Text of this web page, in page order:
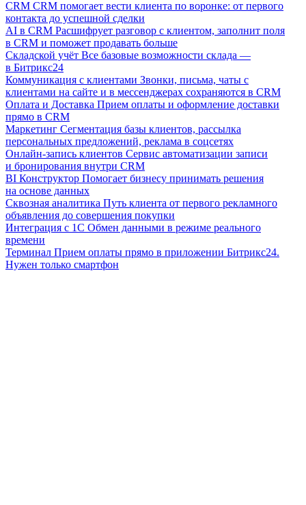
CRM CRM помогает вести клиента по воронке: от первого
контакта до успешной сделки
AI в CRM Расшифрует разговор с клиентом, заполнит поля
в CRM и поможет продавать больше
Складской учёт Все базовые возможности склада —
в Битрикс24
Коммуникация с клиентами Звонки, письма, чаты с
клиентами на сайте и в мессенджерах сохраняются в CRM
Оплата и Доставка Прием оплаты и оформление доставки
прямо в CRM
Маркетинг Сегментация базы клиентов, рассылка
персональных предложений, реклама в соцсетях
Онлайн-запись клиентов Сервис автоматизации записи
и бронирования внутри CRM
BI Конструктор Помогает бизнесу принимать решения
на основе данных
Сквозная аналитика Путь клиента от первого рекламного
объявления до совершения покупки
Интеграция с 1С Обмен данными в режиме реального
времени
Терминал Прием оплаты прямо в приложении Битрикс24.
Нужен только смартфон